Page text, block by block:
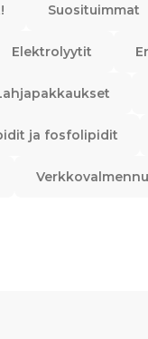
Suosituimmat
Elektrolyytit
ja fosfolipidit